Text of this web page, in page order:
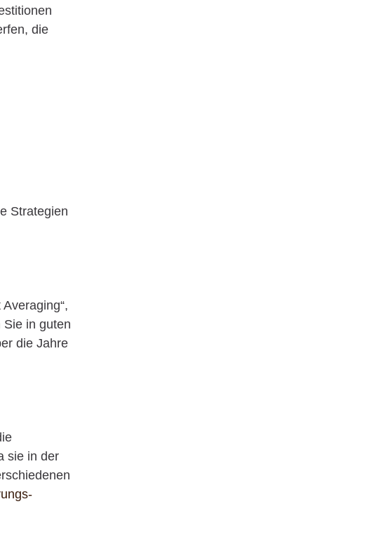
die
Strategien
in guten
die Jahre
sie in der